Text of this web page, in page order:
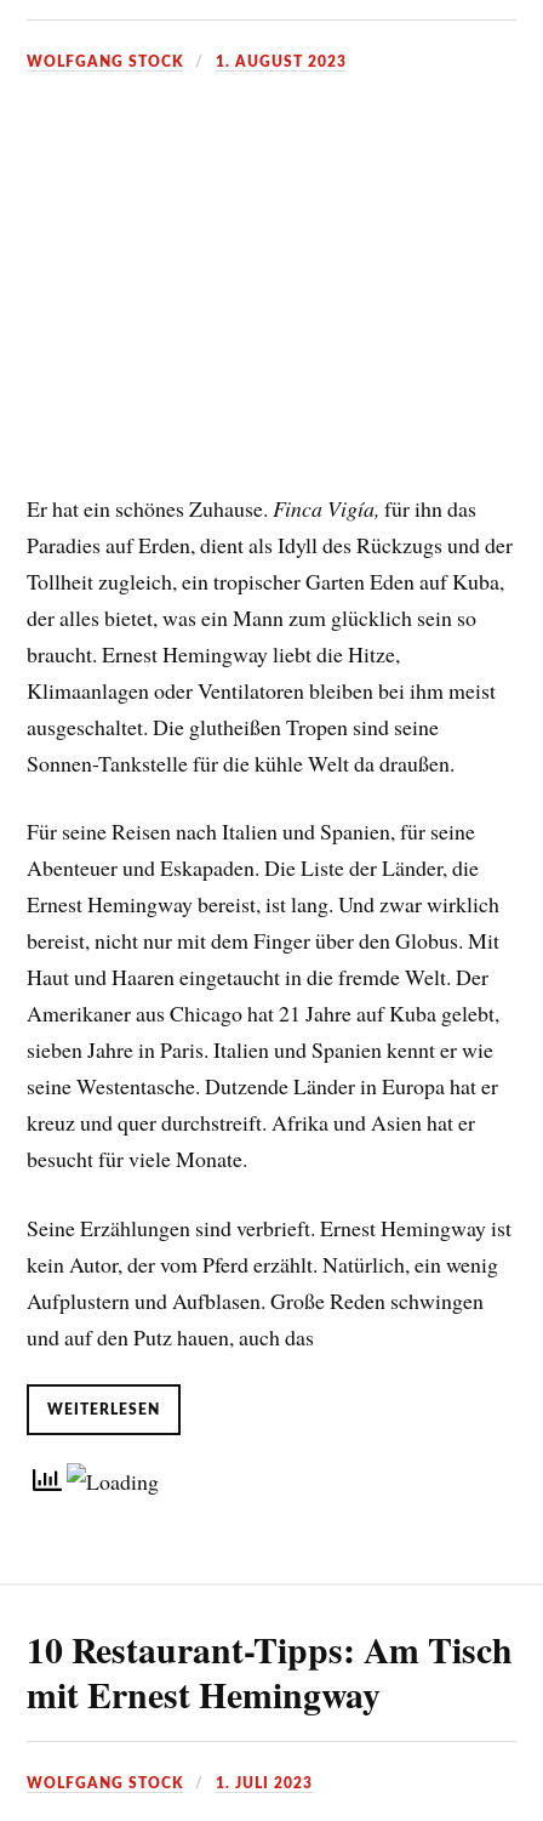
WOLFGANG STOCK 1. AUGUST 2023
Er hat ein schönes Zuhause. Finca Vigía, für ihn das
Paradies auf Erden, dient als Idyll des Rückzugs und der
Tollheit zugleich, ein tropischer Garten Eden auf Kuba,
der alles bietet, was ein Mann zum glücklich sein so
braucht. Ernest Hemingway liebt die Hitze,
Klimaanlagen oder Ventilatoren bleiben bei ihm meist
ausgeschaltet. Die glutheißen Tropen sind seine
Sonnen-Tankstelle für die kühle Welt da draußen.
Für seine Reisen nach Italien und Spanien, für seine
Abenteuer und Eskapaden. Die Liste der Länder, die
Ernest Hemingway bereist, ist lang. Und zwar wirklich
bereist, nicht nur mit dem Finger über den Globus. Mit
Haut und Haaren eingetaucht in die fremde Welt. Der
Amerikaner aus Chicago hat 21 Jahre auf Kuba gelebt,
sieben Jahre in Paris. Italien und Spanien kennt er wie
seine Westentasche. Dutzende Länder in Europa hat er
kreuz und quer durchstreift. Afrika und Asien hat er
besucht für viele Monate.
Seine Erzählungen sind verbrieft. Ernest Hemingway ist
kein Autor, der vom Pferd erzählt. Natürlich, ein wenig
Aufplustern und Aufblasen. Große Reden schwingen
und auf den Putz hauen, auch das
WEITERLESEN
10 Restaurant-Tipps: Am Tisch
mit Ernest Hemingway
WOLFGANG STOCK 1. JULI 2023